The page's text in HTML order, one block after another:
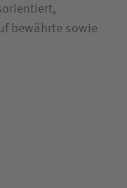
bewährte sowie